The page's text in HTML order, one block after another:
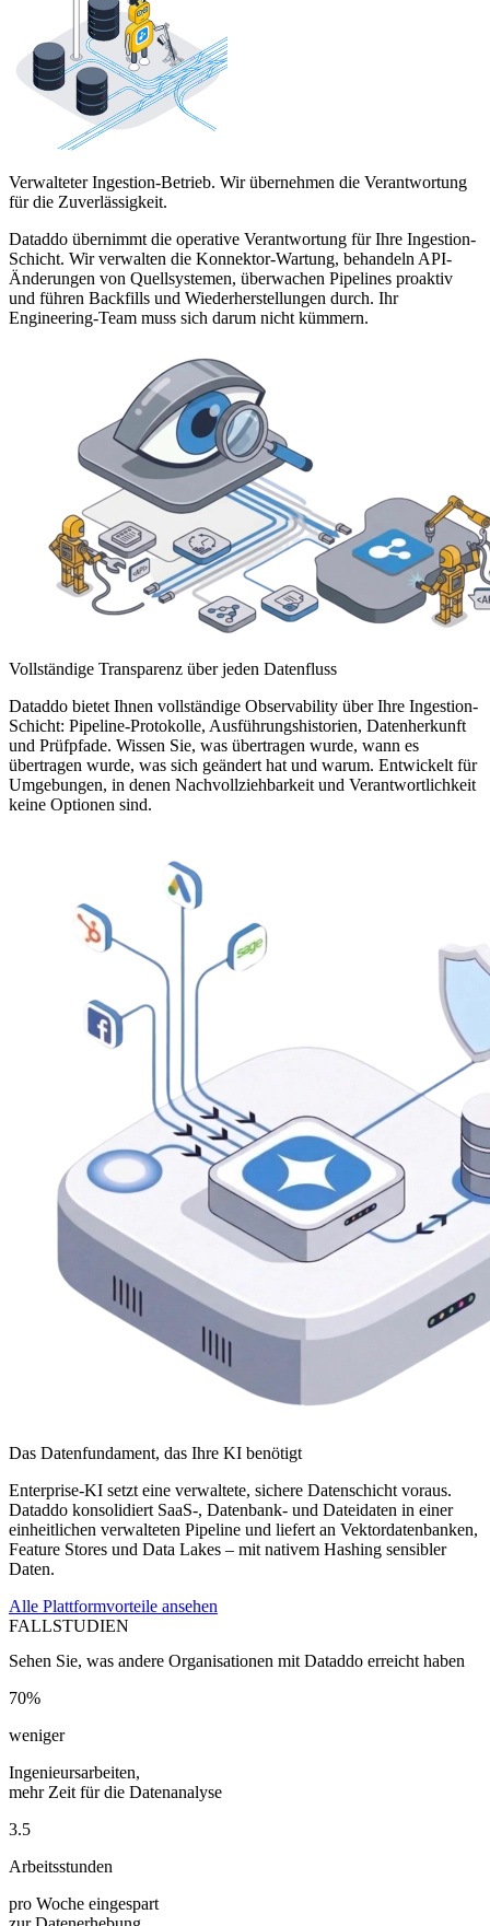
Verwalteter Ingestion-Betrieb. Wir übernehmen die Verantwortung
für die Zuverlässigkeit.
Dataddo übernimmt die operative Verantwortung für Ihre Ingestion-
Schicht. Wir verwalten die Konnektor-Wartung, behandeln API-
Änderungen von Quellsystemen, überwachen Pipelines proaktiv
und führen Backfills und Wiederherstellungen durch. Ihr
Engineering-Team muss sich darum nicht kümmern.
Vollständige Transparenz über jeden Datenfluss
Dataddo bietet Ihnen vollständige Observability über Ihre Ingestion-
Schicht: Pipeline-Protokolle, Ausführungshistorien, Datenherkunft
und Prüfpfade. Wissen Sie, was übertragen wurde, wann es
übertragen wurde, was sich geändert hat und warum. Entwickelt für
Umgebungen, in denen Nachvollziehbarkeit und Verantwortlichkeit
keine Optionen sind.
Das Datenfundament, das Ihre KI benötigt
Enterprise-KI setzt eine verwaltete, sichere Datenschicht voraus.
Dataddo konsolidiert SaaS-, Datenbank- und Dateidaten in einer
einheitlichen verwalteten Pipeline und liefert an Vektordatenbanken,
Feature Stores und Data Lakes – mit nativem Hashing sensibler
Daten.
Alle Plattformvorteile ansehen
FALLSTUDIEN
Sehen Sie, was andere Organisationen mit Dataddo erreicht haben
70%
weniger
Ingenieursarbeiten,
mehr Zeit für die Datenanalyse
3.5
Arbeitsstunden
pro Woche eingespart